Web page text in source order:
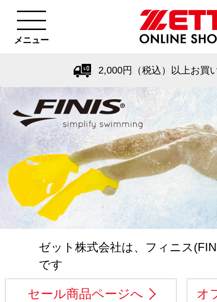
メニュー
2,000円（税込）以上お買
ゼット株式会社は、フィニス
です
セール商品ページへ オ